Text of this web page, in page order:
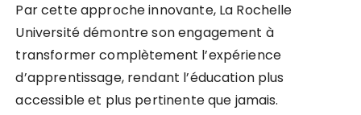
Par cette approche innovante, La Rochelle
Université démontre son engagement à
transformer complètement l’expérience
d’apprentissage, rendant l’éducation plus
accessible et plus pertinente que jamais.